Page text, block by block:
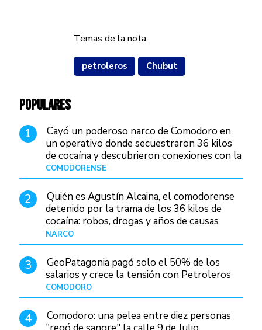
Temas de la nota:
petroleros Chubut
POPULARES
1
Cayó un poderoso narco de Comodoro en
un operativo donde secuestraron 36 kilos
de cocaína y descubrieron conexiones con la
Patagonia
COMODORENSE
2
Quién es Agustín Alcaina, el comodorense
detenido por la trama de los 36 kilos de
cocaína: robos, drogas y años de causas
judiciales
NARCO
3
GeoPatagonia pagó solo el 50% de los
salarios y crece la tensión con Petroleros
COMODORO
4
Comodoro: una pelea entre diez personas